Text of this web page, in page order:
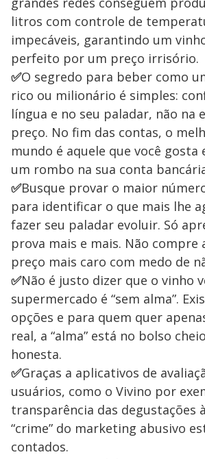
litros com controle de
impecáveis, garantindo um
perfeito por um preço irrisório.
✅O segredo para beber como
rico ou milionário é simples:
língua e no seu paladar, não na
preço. No fim das contas, o
mundo é aquele que você gosta
um rombo na sua conta
✅Busque provar o maior
para identificar o que mais lhe
fazer seu paladar evoluir. Só
prova mais e mais. Não compre
preço mais caro com medo de
✅Não é justo dizer que o vinho
supermercado é “sem alma”.
opções e para quem quer
real, a “alma” está no bolso
honesta.
✅Graças a aplicativos de
usuários, como o Vivino por
transparência das degustações
“crime” do marketing abusivo
contados.